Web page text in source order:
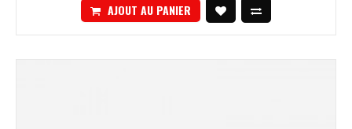
AJOUT AU PANIER